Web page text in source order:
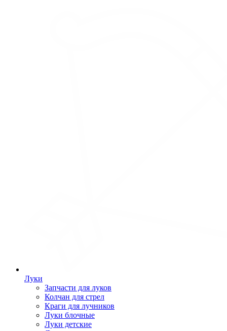
Луки
Запчасти для луков
Колчан для стрел
Краги для лучников
Луки блочные
Луки детские